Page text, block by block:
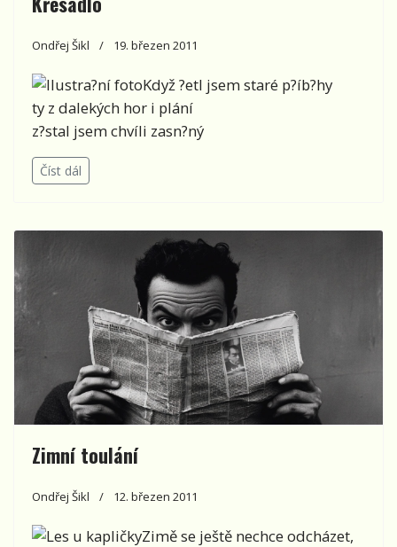
Ondřej Šikl 19. březen 2011
Když ?etl jsem staré p?íb?hy
ty z dalekých hor i plání
z?stal jsem chvíli zasn?ný
Číst dál
Zimní toulání
Ondřej Šikl 12. březen 2011
Zimě se ještě nechce odcházet,